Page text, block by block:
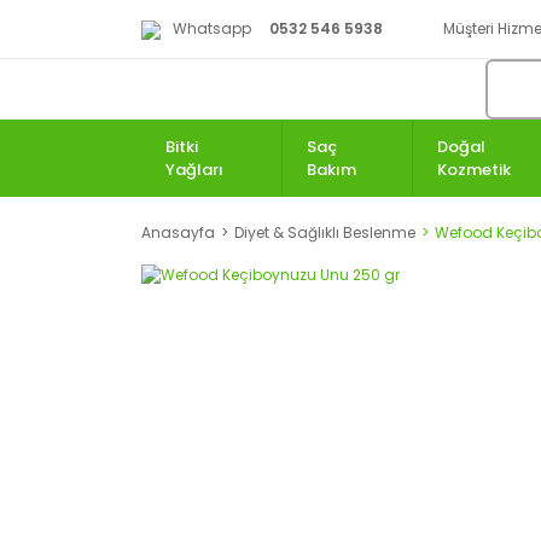
Whatsapp 0532 546 5938 Müşteri
Bitki
Yağları
Saç
Bakım
Doğal
Kozmetik
Anasayfa Diyet & Sağlıklı Beslenme Wefood